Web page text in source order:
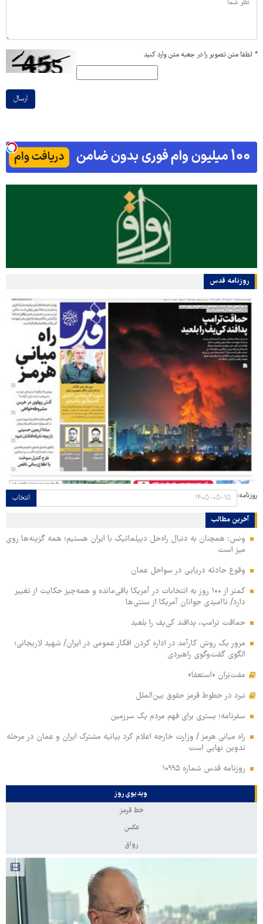
* لطفا متن تصویر را در جعبه متن وارد کنید
ارسال
روزنامه قدس
روزنامه: انتخاب
آخرین مطالب
ونس: همچنان به دنبال راه‌حل دیپلماتیک با ایران هستیم؛ همه گزینه‌ها روی
میز است
وقوع حادثه دریایی در سواحل عمان
کمتر از ۱۰۰ روز به انتخابات در آمریکا باقی‌مانده و همه‌چیز حکایت از تغییر
دارد/ ناامیدی جوانان آمریکا از سنتی‌ها
حماقت ترامپ، پدافند کی‌یف را بلعید
مرور یک روش کارآمد در اداره کردن افکار عمومی در ایران/ شهید لاریجانی؛
الگوی گفت‌وگوی راهبردی
مفت‌بَران «استعفا»
نبرد در خطوط قرمز حقوق بین‌الملل
سفرنامه؛ بستری برای فهم مردم یک سرزمین
راه میانی هرمز / وزارت خارجه اعلام کرد بیانیه مشترک ایران و عمان در مرحله
تدوین نهایی است
روزنامه قدس شماره ۱۰۹۹۵
ویدیوی روز
خط قرمز
عکس
رواق